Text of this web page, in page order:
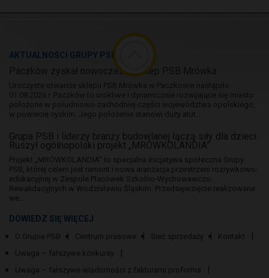
AKTUALNOŚCI GRUPY PSB
Paczków zyskał nowoczesny sklep PSB Mrówka
Uroczyste otwarcie sklepu PSB Mrówka w Paczkowie nastąpiło
01.08.2026 r. Paczków to urokliwe i dynamicznie rozwijające się miasto
położone w południowo-zachodniej części województwa opolskiego,
w powiecie nyskim. Jego położenie stanowi duży atut...
Grupa PSB i liderzy branży budowlanej łączą siły dla dzieci.
Ruszył ogólnopolski projekt „MRÓWKOLANDIA”
Projekt „MRÓWKOLANDIA” to specjalna inicjatywa społeczna Grupy
PSB, której celem jest remont i nowa aranżacja przestrzeni rozrywkowo-
edukacyjnej w Zespole Placówek Szkolno-Wychowawczo-
Rewalidacyjnych w Wodzisławiu Śląskim. Przedsięwzięcie realizowane
we...
DOWIEDZ SIĘ WIĘCEJ
O Grupie PSB Centrum prasowe Sieć sprzedaży
Kontakt
Uwaga – fałszywe konkursy
Uwaga – fałszywe wiadomości z fakturami proforma